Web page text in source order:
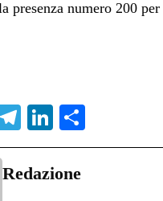
presenza numero 200 per
W
ts
Te
le
gr
Li
nk
ed
on
Redazione